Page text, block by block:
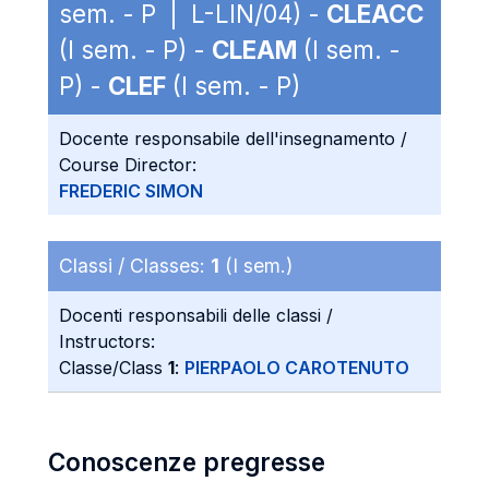
sem. - P | L-LIN/04) - CLEACC
(I sem. - P) - CLEAM (I sem. -
P) - CLEF (I sem. - P)
Docente responsabile dell'insegnamento /
Course Director:
FREDERIC SIMON
Classi / Classes: 1 (I sem.)
Docenti responsabili delle classi /
Instructors:
Classe/Class 1: PIERPAOLO CAROTENUTO
Conoscenze pregresse